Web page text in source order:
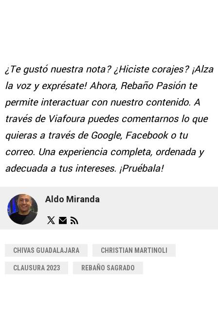
¿Te gustó nuestra nota? ¿Hiciste corajes? ¡Alza
la voz y exprésate! Ahora, Rebaño Pasión te
permite interactuar con nuestro contenido. A
través de Viafoura puedes comentarnos lo que
quieras a través de Google, Facebook o tu
correo. Una experiencia completa, ordenada y
adecuada a tus intereses. ¡Pruébala!
Aldo Miranda
CHIVAS GUADALAJARA CHRISTIAN MARTINOLI
CLAUSURA 2023 REBAÑO SAGRADO